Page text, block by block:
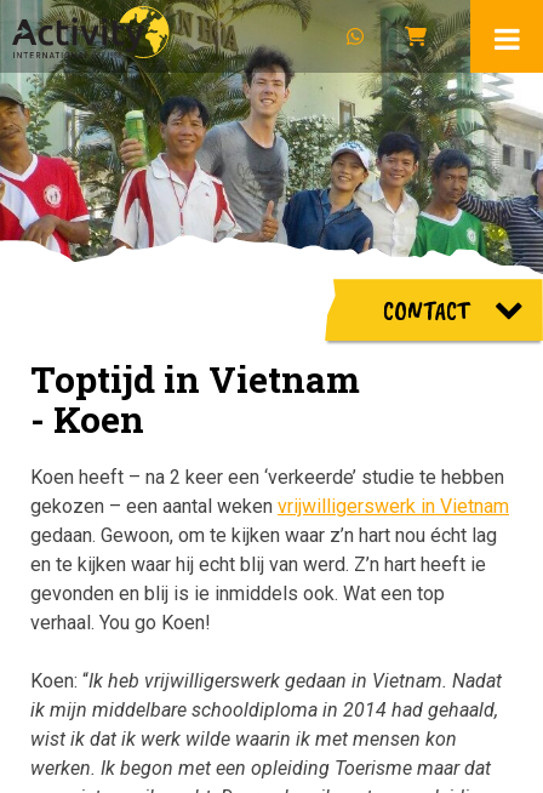
CONTACT
Toptijd in Vietnam
- Koen
Koen heeft – na 2 keer een ‘verkeerde’ studie te hebben
gekozen – een aantal weken vrijwilligerswerk in Vietnam
gedaan. Gewoon, om te kijken waar z’n hart nou écht lag
en te kijken waar hij echt blij van werd. Z’n hart heeft ie
gevonden en blij is ie inmiddels ook. Wat een top
verhaal. You go Koen!
Koen: “Ik heb vrijwilligerswerk gedaan in Vietnam. Nadat
ik mijn middelbare schooldiploma in 2014 had gehaald,
wist ik dat ik werk wilde waarin ik met mensen kon
werken. Ik begon met een opleiding Toerisme maar dat